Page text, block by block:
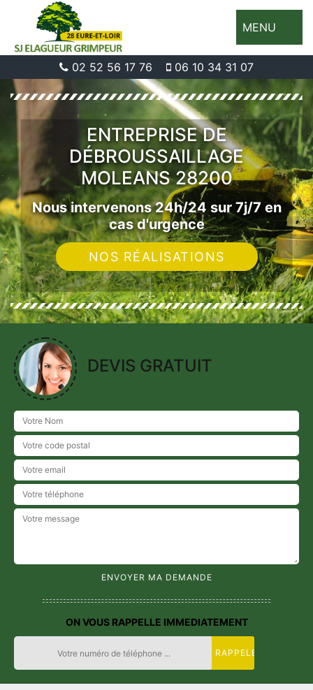
MENU
02 52 56 17 76 06 10 34 31 07
ENTREPRISE DE
DÉBROUSSAILLAGE
MOLEANS 28200
Nous intervenons 24h/24 sur 7j/7 en
cas d'urgence
NOS RÉALISATIONS
DEVIS GRATUIT
ON VOUS RAPPELLE IMMEDIATEMENT